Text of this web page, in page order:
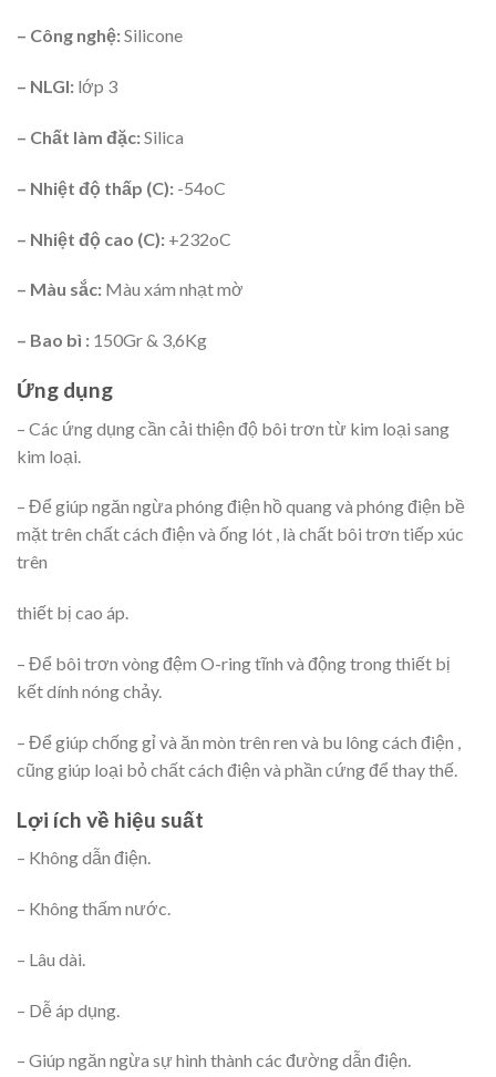
– Công nghệ:Silicone
– NLGI: lớp 3
– Chất làm đặc:Silica
– Nhiệt độ thấp (C): -54oC
– Nhiệt độ cao (C): +232oC
– Màu sắc: Màu xám nhạt mờ
– Bao bì : 150Gr & 3,6Kg
Ứng dụng
– Các ứng dụng cần cải thiện độ bôi trơn từ kim loại sang
kim loại.
– Để giúp ngăn ngừa phóng điện hồ quang và phóng điện bề
mặt trên chất cách điện và ống lót , là chất bôi trơn tiếp xúc
trên
thiết bị cao áp.
– Để bôi trơn vòng đệm O-ring tĩnh và động trong thiết bị
kết dính nóng chảy.
– Để giúp chống gỉ và ăn mòn trên ren và bu lông cách điện ,
cũng giúp loại bỏ chất cách điện và phần cứng để thay thế.
Lợi ích về hiệu suất
– Không dẫn điện.
– Không thấm nước.
– Lâu dài.
– Dễ áp dụng.
– Giúp ngăn ngừa sự hình thành các đường dẫn điện.